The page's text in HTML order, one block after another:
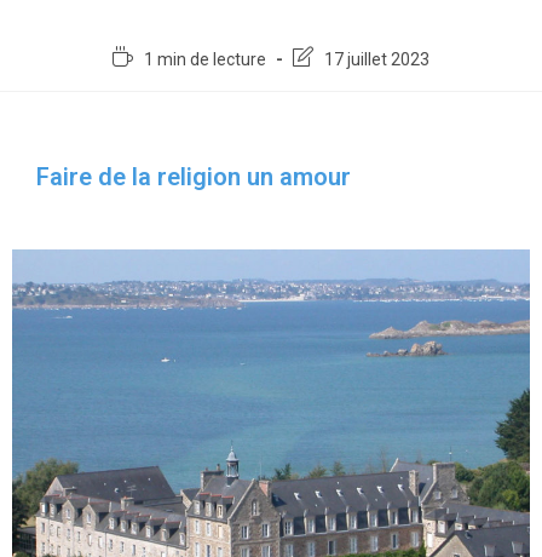
1 min de lecture 17 juillet 2023
Faire de la religion un amour